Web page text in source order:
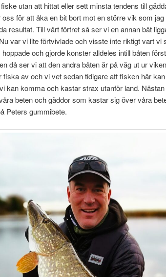
utan att hittat eller sett minsta tendens till
oss för att åka en bit bort mot en större vik som
resultat. Till vårt förtret så ser vi en annan båt
var vi lite förtvivlade och visste inte riktigt vart vi
och gjorde konster alldeles intill båten
då ser vi att den andra båten är på väg ut ur
fiska av och vi vet sedan tidigare att fisken här
kan komma och kastar strax utanför land.
beten och gäddor som kastar sig över våra
Peters gummibete.